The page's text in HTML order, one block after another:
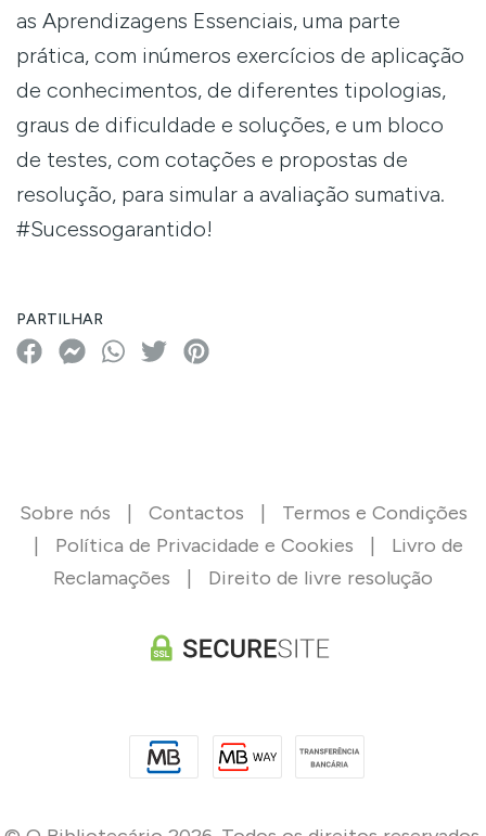
as Aprendizagens Essenciais, uma parte
prática, com inúmeros exercícios de aplicação
de conhecimentos, de diferentes tipologias,
graus de dificuldade e soluções, e um bloco
de testes, com cotações e propostas de
resolução, para simular a avaliação sumativa.
#Sucessogarantido!
PARTILHAR
Sobre nós | Contactos | Termos e Condições
| Política de Privacidade e Cookies | Livro de
Reclamações | Direito de livre resolução